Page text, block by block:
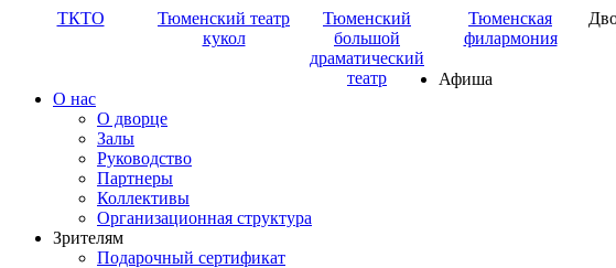
ТКТО
Тюменский театр
кукол
Тюменский
большой
драматический
театр
Тюменская
филармония
Афиша
О нас
О дворце
Залы
Руководство
Партнеры
Коллективы
Организационная структура
Зрителям
Подарочный сертификат